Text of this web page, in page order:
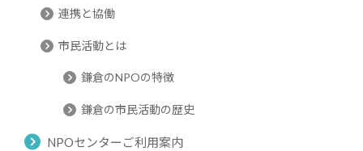
連携と協働
市民活動とは
鎌倉のNPOの特徴
鎌倉の市民活動の歴史
NPOセンターご利用案内